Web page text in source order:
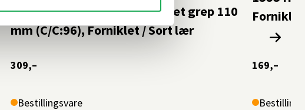
1353 Håndtak m/lærinnpakket grep 110
mm (C/C:96), Forniklet / Sort lær
309,–
Bestillingsvare
Forniklet
169,–